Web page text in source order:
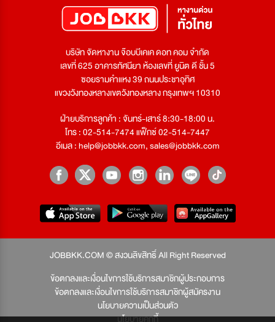
บริษัท จัดหางาน จ๊อบบีเคเค ดอท คอม จำกัด
เลขที่ 625 อาคารทัศนียา ห้องเลขที่ ยูนิต ดี ชั้น 5
ซอยรามคำแหง 39 ถนนประชาอุทิศ
แขวงวังทองหลางเขตวังทองหลาง กรุงเทพฯ 10310
ฝ่ายบริการลูกค้า : จันทร์-เสาร์ 8:30-18:00 น.
โทร : 02-514-7474 แฟ็กซ์ 02-514-7447
อีเมล :help@jobbkk.com,sales@jobbkk.com
JOBBKK.COM © สงวนลิขสิทธิ์ All Right Reserved
ข้อตกลงและเงื่อนไขการใช้บริการสมาชิกผู้ประกอบการ
ข้อตกลงและเงื่อนไขการใช้บริการสมาชิกผู้สมัครงาน
นโยบายความเป็นส่วนตัว